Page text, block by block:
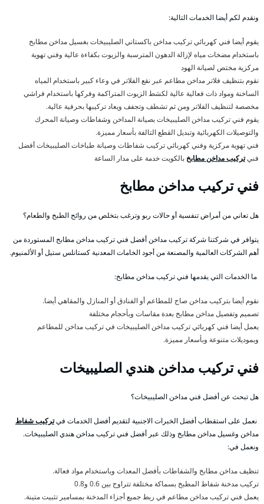
ونقدم لكم أيضا الخدمات التالية:
يقوم أيضا فني كهربائي تركيب مداخن باكستاني الصليبيخات بغسيل مداخن مطابخ
باستخدام مضخات مياه لإزالة الدهون المترسبة والزيوت بكفاءة عالية وفني تهوية
مركزية مختص لصيانة الهود
نقوم بتنظيف فلاتر مداخن مطاعم عبر نقع الفلاتر في وعاء كبير باستخدام المياه
الساخنة ومواد ذات فعالية عالية لكشط الزيوت المتراكمة وفركها باستخدام فراشي
مخصصة لتنظيف الفلاتر ومن ثم تشطف وتجفف ويعاد تركيبها بحرفية عالية.
يقوم فني تركيب مداخن الصليبيخات بصيانة المداخن وشفاطات وصيانة المحرك
والتوصيلات الكهربائية وتبديل القطع التالفة بأسعار مميزة.
فني تهوية مركزية وفني كهربائي تركيب شفاطات وصيانة طباخات الصليبيخات أفضل
فنيتركيب مداخن مطابخ بالكويت خدمة على مدار الساعة
فني تركيب مداخن مطابخ
هل تعاني من أمراض تنفسية أو حالات ربو وترغب بتخلص من روائح الطبخ والطعام؟
يتوافر في شركتنا شركة تركيب مداخن أفضل فني تركيب مداخن مطابخ المستوردة من
أهم الشركات العالمية والمصنعة من أجود الخامات المعدنية كستانلس ستيل أو الألمنيوم.
ما الخدمات التي يقدمها فني تركيب مداخن مطابخ:
نقوم أيضا بتركيب مداخن صاج للمطاعم أو الفنادق أو المنازل والمقاهي أيضا.
تصميم وتفصيل مداخن مطابخ بعدة مقاسات وبأحجام مختلفة
يعمل أيضا فني كهربائي تركيب مداخن الصليبيخات في تركيب مداخن للمطاعم
وبموديلات متنوعة وبأسعار مميزة.
فني تركيب مداخن هندي الصليبيخات
هل تبحث عن أفضل فني مداخن الصليبيخات؟
نعمل على استقطاب أفضل الخبرات الاجنبية لتقديم أفضل الخدمات فيتركيب شفاط
مداخن وغسيل مداخن مطابخ وذلك عبر أفضل فني تركيب مداخن هندي الصليبيخات.
ونعمل في:
تنظيف مداخن مطابخ والشفاطات بأفضل المعدات وباستخدام مواد فعالة.
تركيب مدخنة شفاط المطبخ بسماكة مختلفة تتراوح بين 0.6 و0.8
يعمل فني تركيب مداخن مطاعم في ربط جميع أجزاء المدخنة بمسامير تثبيت متينة.